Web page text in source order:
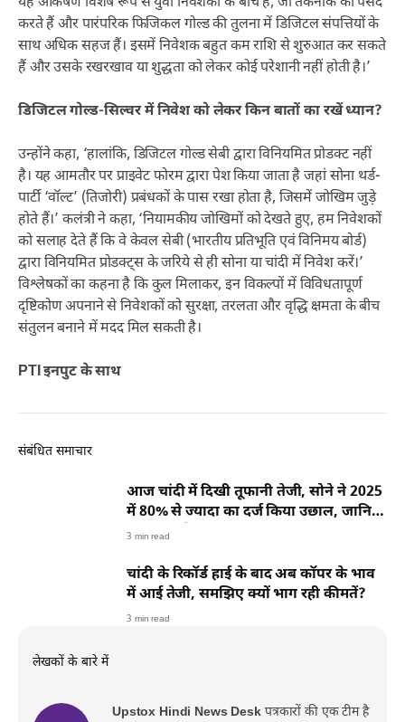
करते हैं और पारंपरिक फिजिकल गोल्ड की तुलना में डिजिटल संपत्तियों के
साथ अधिक सहज हैं। इसमें निवेशक बहुत कम राशि से शुरुआत कर सकते
हैं और उसके रखरखाव या शुद्धता को लेकर कोई परेशानी नहीं होती है।’
डिजिटल गोल्ड-सिल्वर में निवेश को लेकर किन बातों का रखें ध्यान?
उन्होंने कहा, ‘हालांकि, डिजिटल गोल्ड सेबी द्वारा विनियमित प्रोडक्ट नहीं
है। यह आमतौर पर प्राइवेट फोरम द्वारा पेश किया जाता है जहां सोना थर्ड-
पार्टी ‘वॉल्ट’ (तिजोरी) प्रबंधकों के पास रखा होता है, जिसमें जोखिम जुड़े
होते हैं।’ कलंत्री ने कहा, ‘नियामकीय जोखिमों को देखते हुए, हम निवेशकों
को सलाह देते हैं कि वे केवल सेबी (भारतीय प्रतिभूति एवं विनिमय बोर्ड)
द्वारा विनियमित प्रोडक्ट्स के जरिये से ही सोना या चांदी में निवेश करें।’
विश्लेषकों का कहना है कि कुल मिलाकर, इन विकल्पों में विविधतापूर्ण
दृष्टिकोण अपनाने से निवेशकों को सुरक्षा, तरलता और वृद्धि क्षमता के बीच
संतुलन बनाने में मदद मिल सकती है।
PTI इनपुट के साथ
संबंधित समाचार
आज चांदी में दिखी तूफानी तेजी, सोने ने 2025
में 80% से ज्यादा का दर्ज किया उछाल, जानिए
ताजा अपडेट
3 min read
चांदी के रिकॉर्ड हाई के बाद अब कॉपर के भाव
में आई तेजी, समझिए क्यों भाग रही कीमतें?
3 min read
लेखकों के बारे में
Upstox Hindi News Desk पत्रकारों की एक टीम है